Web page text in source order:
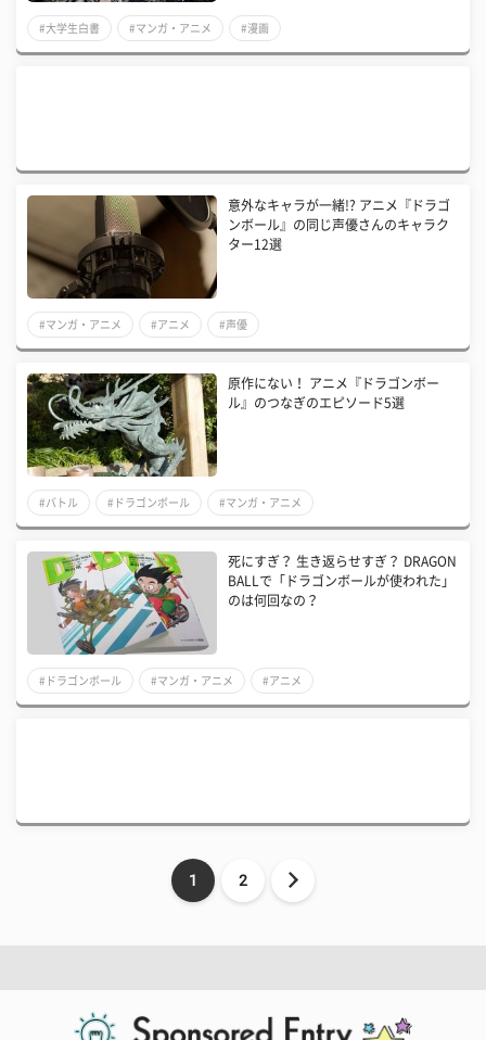
#大学生白書 #マンガ・アニメ #漫画
意外なキャラが一緒!? アニメ『ドラゴ
ンボール』の同じ声優さんのキャラク
ター12選
#マンガ・アニメ #アニメ #声優
原作にない！ アニメ『ドラゴンボー
ル』のつなぎのエピソード5選
#バトル #ドラゴンボール #マンガ・アニメ
死にすぎ？ 生き返らせすぎ？ DRAGON
BALLで「ドラゴンボールが使われた」
のは何回なの？
#ドラゴンボール #マンガ・アニメ #アニメ
1 2